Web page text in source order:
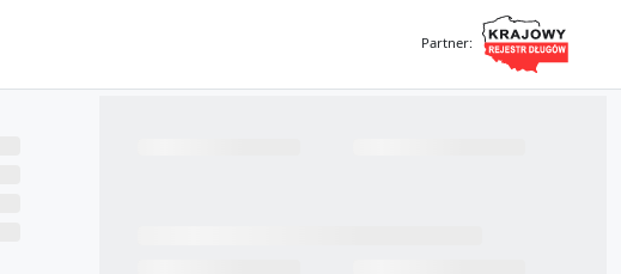
Partner: